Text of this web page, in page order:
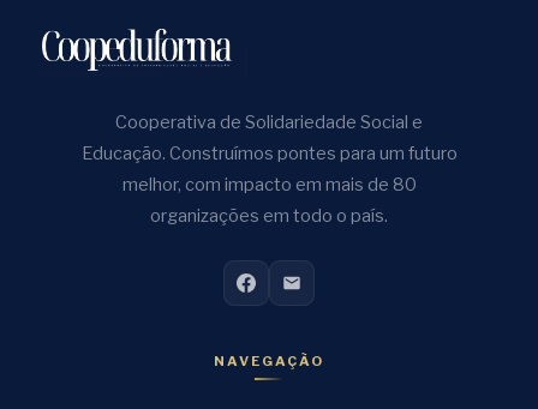
Cooperativa de Solidariedade Social e
Educação. Construímos pontes para um futuro
melhor, com impacto em mais de 80
organizações em todo o país.
NAVEGAÇÃO